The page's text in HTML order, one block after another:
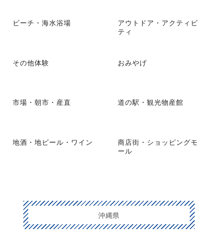
ビーチ・海水浴場
アウトドア・アクティビ
ティ
その他体験 おみやげ
市場・朝市・産直 道の駅・観光物産館
地酒・地ビール・ワイン
商店街・ショッピングモ
ール
沖縄県